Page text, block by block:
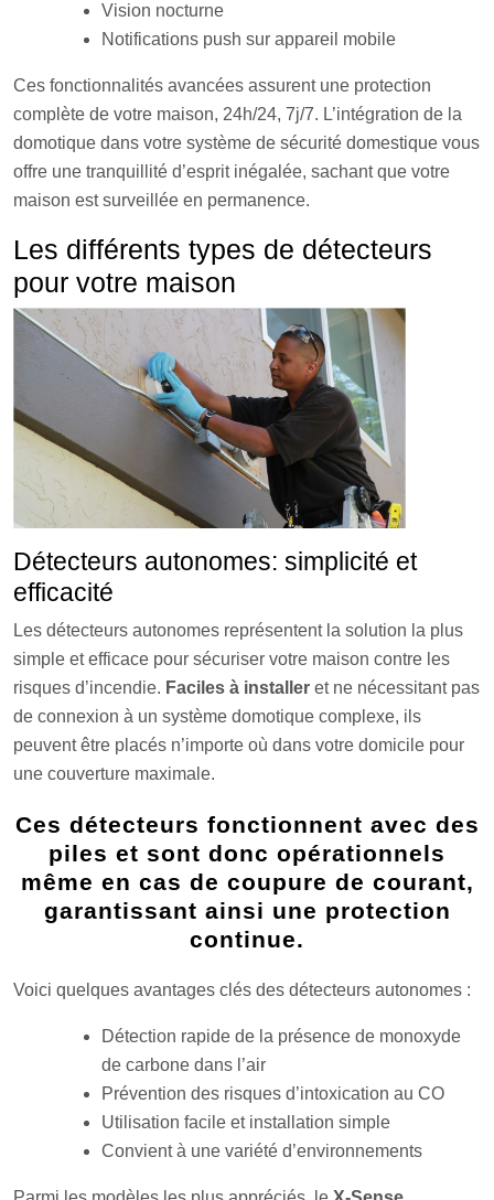
Vision nocturne
Notifications push sur appareil mobile
Ces fonctionnalités avancées assurent une protection
complète de votre maison, 24h/24, 7j/7. L’intégration de la
domotique dans votre système de sécurité domestique vous
offre une tranquillité d’esprit inégalée, sachant que votre
maison est surveillée en permanence.
Les différents types de détecteurs
pour votre maison
Détecteurs autonomes: simplicité et
efficacité
Les détecteurs autonomes représentent la solution la plus
simple et efficace pour sécuriser votre maison contre les
risques d’incendie. Faciles à installer et ne nécessitant pas
de connexion à un système domotique complexe, ils
peuvent être placés n’importe où dans votre domicile pour
une couverture maximale.
Ces détecteurs fonctionnent avec des
piles et sont donc opérationnels
même en cas de coupure de courant,
garantissant ainsi une protection
continue.
Voici quelques avantages clés des détecteurs autonomes :
Détection rapide de la présence de monoxyde
de carbone dans l’air
Prévention des risques d’intoxication au CO
Utilisation facile et installation simple
Convient à une variété d’environnements